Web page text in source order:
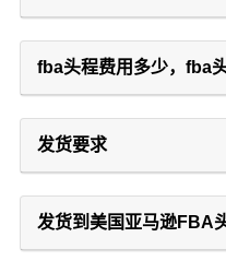
fba头程费用多少，fba
发货要求
发货到美国亚马逊FBA